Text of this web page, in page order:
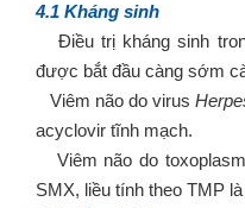
4.1 Kháng sinh
Điều trị kháng sinh
được bắt đầu càng sớm
Viêm não do virus
acyclovir tĩnh mạch.
Viêm não do
SMX, liều tính theo TMP